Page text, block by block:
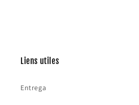
Liens utiles
Entrega